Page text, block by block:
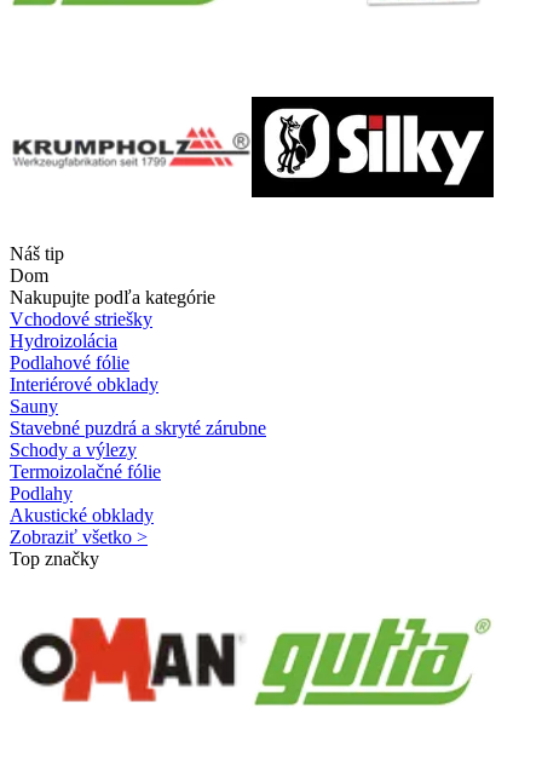
Náš tip
Dom
Nakupujte podľa kategórie
Vchodové striešky
Hydroizolácia
Podlahové fólie
Interiérové obklady
Sauny
Stavebné puzdrá a skryté zárubne
Schody a výlezy
Termoizolačné fólie
Podlahy
Akustické obklady
Zobraziť všetko >
Top značky